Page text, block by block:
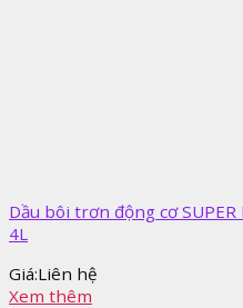
Dầu bôi trơn động cơ SUPER
4L
Giá:Liên hệ
Xem thêm